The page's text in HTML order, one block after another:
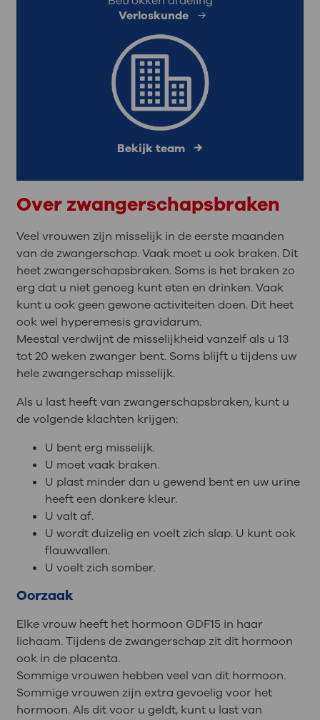
Verloskunde
Bekijk team
Over zwangerschapsbraken
Veel vrouwen zijn misselijk in de eerste maanden
van de zwangerschap. Vaak moet u ook braken. Dit
heet zwangerschapsbraken. Soms is het braken zo
erg dat u niet genoeg kunt eten en drinken. Vaak
kunt u ook geen gewone activiteiten doen. Dit heet
ook wel hyperemesis gravidarum.
Meestal verdwijnt de misselijkheid vanzelf als u 13
tot 20 weken zwanger bent. Soms blijft u tijdens uw
hele zwangerschap misselijk.
Als u last heeft van zwangerschapsbraken, kunt u
de volgende klachten krijgen:
U bent erg misselijk.
U moet vaak braken.
U plast minder dan u gewend bent en uw urine
heeft een donkere kleur.
U valt af.
U wordt duizelig en voelt zich slap. U kunt ook
flauwvallen.
U voelt zich somber.
Oorzaak
Elke vrouw heeft het hormoon GDF15 in haar
lichaam. Tijdens de zwangerschap zit dit hormoon
ook in de placenta.
Sommige vrouwen hebben veel van dit hormoon.
Sommige vrouwen zijn extra gevoelig voor het
hormoon. Als dit voor u geldt, kunt u last van